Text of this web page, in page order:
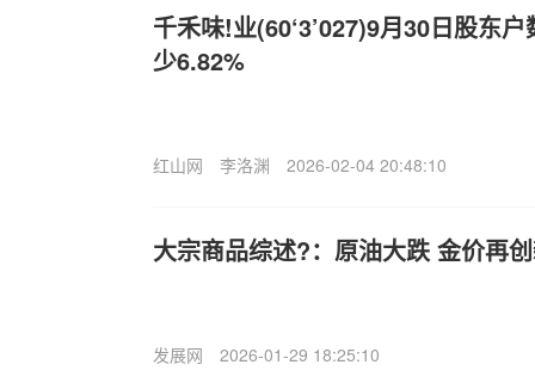
千禾味!业(60‘3’027)9月30日股东
少6.82%
红山网 李洛渊 2026-02-04 20:48:10
大宗商品综述?：原油大跌 金价再
发展网 2026-01-29 18:25:10